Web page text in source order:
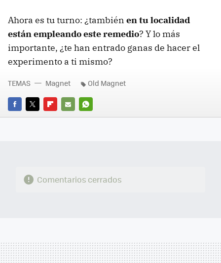
Ahora es tu turno: ¿también en tu localidad
están empleando este remedio? Y lo más
importante, ¿te han entrado ganas de hacer el
experimento a ti mismo?
FACEBOOK
TWITTERFLIPBOARD
E-
WHATSAPP
TEMAS Magnet Old Magnet
Comentarios cerrados